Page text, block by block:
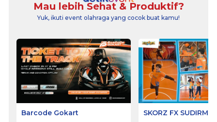
Mau lebih Sehat & Produktif?
Yuk, ikuti event olahraga yang cocok buat kamu!
Barcode Gokart SKORZ FX